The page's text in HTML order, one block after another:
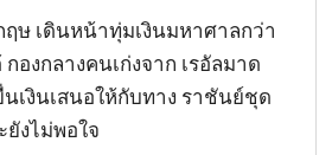
ฤษ เดินหน้าทุ่มเงินมหาศาลกว่า
องกลางคนเก่งจาก เรอัลมาด
เงินเสนอให้กับทาง ราชันย์ชุด
งไม่พอใจ